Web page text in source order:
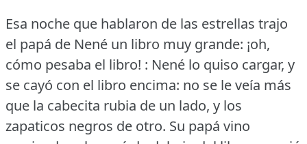
Esa noche que hablaron de las estrellas trajo
el papá de Nené un libro muy grande: ¡oh,
cómo pesaba el libro! : Nené lo quiso cargar, y
se cayó con el libro encima: no se le veía más
que la cabecita rubia de un lado, y los
zapaticos negros de otro. Su papá vino